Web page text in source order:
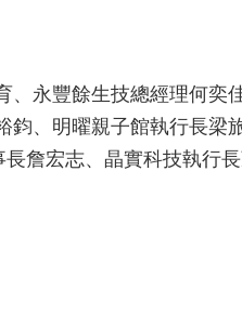
、永豐餘生技總經理何奕
鈞、明曜親子館執行長梁
詹宏志、晶實科技執行